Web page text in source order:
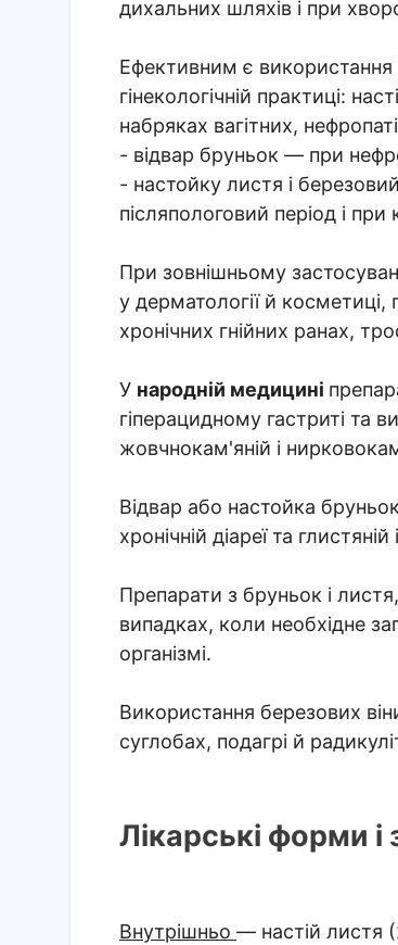
дихальних шляхів і при
Ефективним є використання
гінекологічній практиці:
набряках вагітних,
- відвар бруньок — при
- настойку листя і
післяпологовий період і
При зовнішньому
у дерматології й
хронічних гнійних ранах,
У народній медицині
гіперацидному гастриті та
жовчнокам'яній і
Відвар або настойка
хронічній діареї та
Препарати з бруньок і
випадках, коли необхідне
організмі.
Використання березових
суглобах, подагрі й
Лікарські форми і
Внутрішньо — настій листя